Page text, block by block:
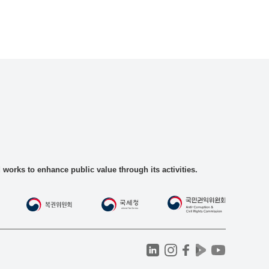
to enhance public value through its activities.